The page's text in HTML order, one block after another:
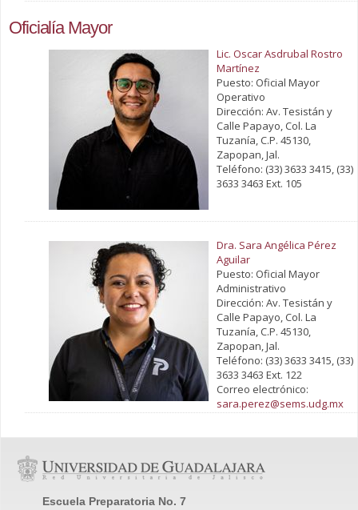
Oficialía Mayor
Lic. Oscar Asdrubal Rostro
Martínez
Puesto: Oficial Mayor
Operativo
Dirección: Av. Tesistán y
Calle Papayo, Col. La
Tuzanía, C.P. 45130,
Zapopan, Jal.
Teléfono: (33) 3633 3415, (33)
3633 3463 Ext. 105
Dra. Sara Angélica Pérez
Aguilar
Puesto: Oficial Mayor
Administrativo
Dirección: Av. Tesistán y
Calle Papayo, Col. La
Tuzanía, C.P. 45130,
Zapopan, Jal.
Teléfono: (33) 3633 3415, (33)
3633 3463 Ext. 122
Correo electrónico:
sara.perez@sems.udg.mx
Escuela Preparatoria No. 7